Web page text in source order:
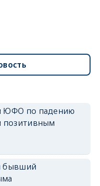
ЮФО по падению
позитивным
бывший